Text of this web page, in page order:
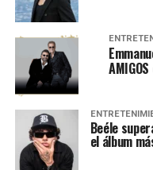
Beéle
el álbum